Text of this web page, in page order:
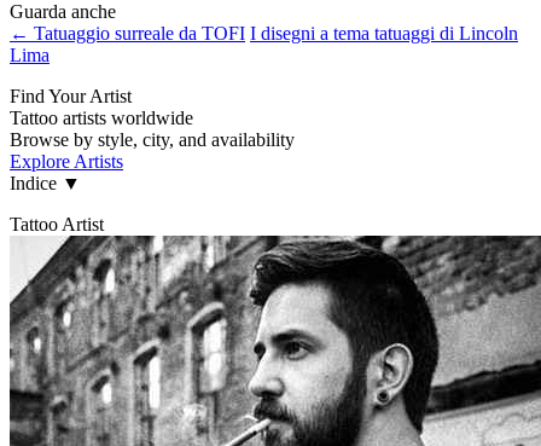
Guarda anche
← Tatuaggio surreale da TOFI I disegni a tema tatuaggi di Lincoln
Lima
Find Your Artist
Tattoo artists worldwide
Browse by style, city, and availability
Explore Artists
Indice ▼
Tattoo Artist